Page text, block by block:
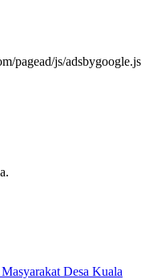
pagead/js/
Desa Kuala